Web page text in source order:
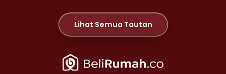
Properti Dijual di Meruya >
Properti Dijual di Jelambar >
Properti Dijual di Jakarta Pusat >
Lihat Semua Tautan